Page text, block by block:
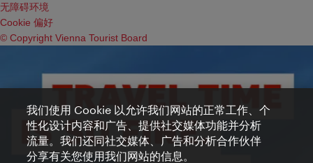
无障碍环境
Cookie 偏好
© Copyright Vienna Tourist Board
我们使用 Cookie 以允许我们网站的正常工作、个
性化设计内容和广告、提供社交媒体功能并分析
流量。我们还同社交媒体、广告和分析合作伙伴
分享有关您使用我们网站的信息。